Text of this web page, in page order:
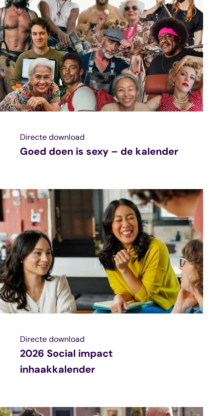
Directe download
Goed doen is sexy – de kalender
Directe download
2026 Social impact
inhaakkalender